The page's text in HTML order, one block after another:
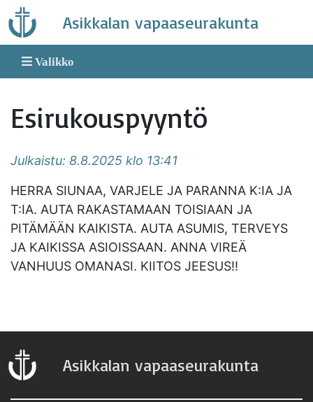
Skip
to
content
Asikkalan vapaaseurakunta
Valikko
Esirukouspyyntö
Julkaistu: 8.8.2025 klo 13:41
HERRA SIUNAA, VARJELE JA PARANNA K:IA JA
T:IA. AUTA RAKASTAMAAN TOISIAAN JA
PITÄMÄÄN KAIKISTA. AUTA ASUMIS, TERVEYS
JA KAIKISSA ASIOISSAAN. ANNA VIREÄ
VANHUUS OMANASI. KIITOS JEESUS!!
Asikkalan vapaaseurakunta